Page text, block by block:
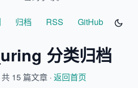
归档 RSS GitHub
分类归档
共 15 篇文章 · 返回首页